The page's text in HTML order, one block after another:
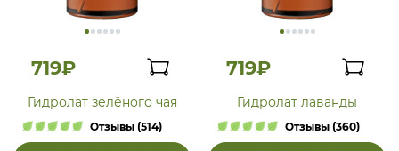
719₽
Гидролат зелёного чая
Отзывы (514)
719₽
Гидролат лаванды
Отзывы (360)